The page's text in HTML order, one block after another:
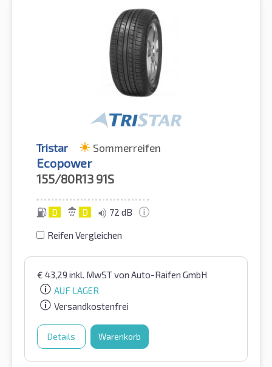
Tristar Sommerreifen
Ecopower
155/80R13 91S
D D 72 dB
Reifen Vergleichen
€ 43,29 inkl. MwSTvon Auto-Raifen GmbH
AUF LAGER
Versandkostenfrei
Details Warenkorb